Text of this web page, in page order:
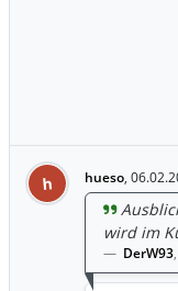
h hueso,
wird im
DerW93,